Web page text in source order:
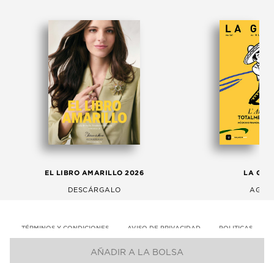
AÑADIR A LA BOLSA
EL LIBRO AMARILLO 2026
DESCÁRGALO
LA
TÉRMINOS Y CONDICIONES AVISO DE PRIVACIDAD POLITICAS